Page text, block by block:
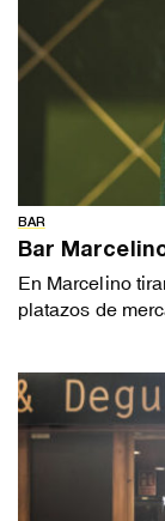
BAR
Bar
En Marcelino
platazos de